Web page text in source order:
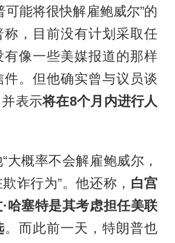
可能将很快解雇鲍威尔”的
称，目前没有计划采取任
有像一些美媒报道的那样
件。但他确实曾与议员谈
表示将在8个月内进行人
大概率不会解雇鲍威尔，
诈行为”。他还称， 白宫
哈塞特是其考虑担任美联
。而此前一天，特朗普也